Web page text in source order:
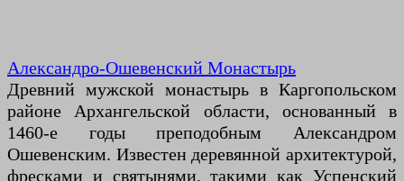
Александро-Ошевенский Монастырь
Древний мужской монастырь в Каргопольском
районе Архангельской области, основанный в
1460-е годы преподобным Александром
Ошевенским. Известен деревянной архитектурой,
фресками и святынями, такими как Успенский